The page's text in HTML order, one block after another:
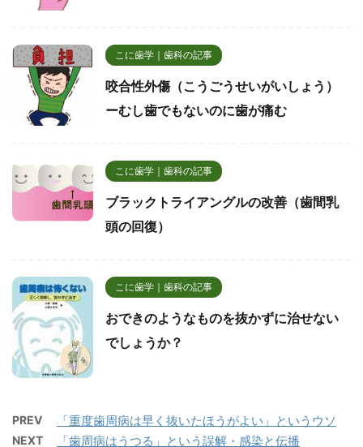
こに歯学｜歯科の記事
咬合性外傷（こうごうせいがいしょう）
ーむし歯でもないのに歯が痛む
こに歯学｜歯科の記事
ブラックトライアングルの改善（歯間乳
頭の回復）
こに歯学｜歯科の記事
おできのようなものを抜かずに治せない
でしょうか？
PREV 「重度歯周病は早く抜いたほうがよい」というウソ
NEXT 「歯周病はうつる」という誤解・感染と伝播